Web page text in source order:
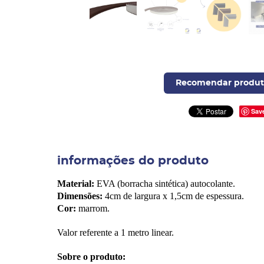
Recomendar
informações do produto
Material: EVA (borracha sintética) autocolante.
Dimensões: 4cm de largura x 1,5cm de espessura.
Cor: marrom.
Valor referente a 1 metro linear.
Sobre o produto: